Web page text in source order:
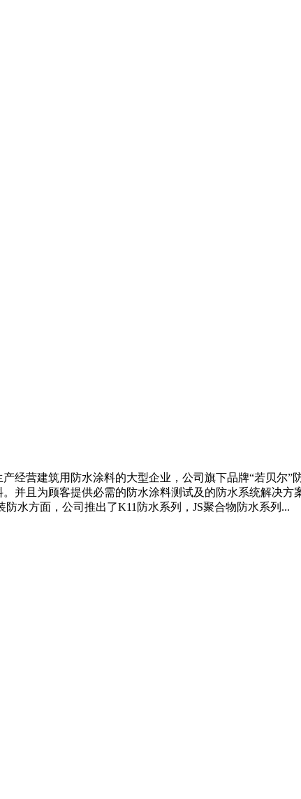
经营建筑用防水涂料的大型企业，公司旗下品牌“若贝尔
并且为顾客提供必需的防水涂料测试及的防水系统解决
水方面，公司推出了K11防水系列，JS聚合物防水系列...